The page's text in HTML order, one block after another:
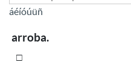
áéíóúüñ
arroba.
□